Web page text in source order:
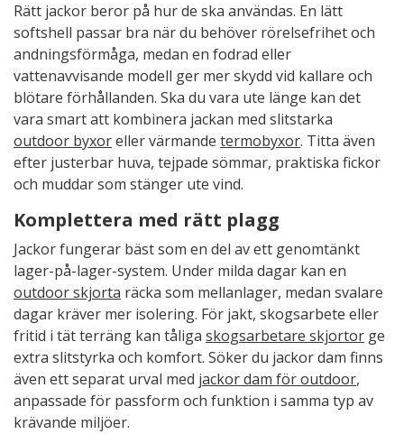
Rätt jackor beror på hur de ska användas. En lätt
softshell passar bra när du behöver rörelsefrihet och
andningsförmåga, medan en fodrad eller
vattenavvisande modell ger mer skydd vid kallare och
blötare förhållanden. Ska du vara ute länge kan det
vara smart att kombinera jackan med slitstarka
outdoor byxoreller värmande termobyxor. Titta även
efter justerbar huva, tejpade sömmar, praktiska fickor
och muddar som stänger ute vind.
Komplettera med rätt plagg
Jackor fungerar bäst som en del av ett genomtänkt
lager-på-lager-system. Under milda dagar kan en
outdoor skjorta räcka som mellanlager, medan svalare
dagar kräver mer isolering. För jakt, skogsarbete eller
fritid i tät terräng kan tåliga skogsarbetare skjortor ge
extra slitstyrka och komfort. Söker du jackor dam finns
även ett separat urval med jackor dam för outdoor,
anpassade för passform och funktion i samma typ av
krävande miljöer.